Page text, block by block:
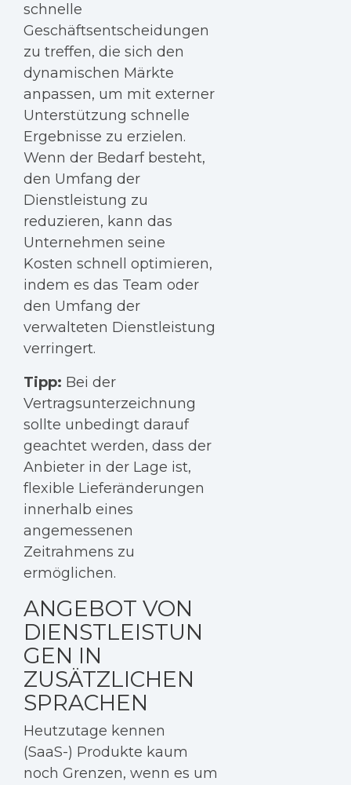
schnelle
Geschäftsentscheidungen
zu treffen, die sich den
dynamischen Märkte
anpassen, um mit externer
Unterstützung schnelle
Ergebnisse zu erzielen.
Wenn der Bedarf besteht,
den Umfang der
Dienstleistung zu
reduzieren, kann das
Unternehmen seine
Kosten schnell optimieren,
indem es das Team oder
den Umfang der
verwalteten Dienstleistung
verringert.
Tipp: Bei der
Vertragsunterzeichnung
sollte unbedingt darauf
geachtet werden, dass der
Anbieter in der Lage ist,
flexible Lieferänderungen
innerhalb eines
angemessenen
Zeitrahmens zu
ermöglichen.
ANGEBOT VON
DIENSTLEISTUN
GEN IN
ZUSÄTZLICHEN
SPRACHEN
Heutzutage kennen
(SaaS-) Produkte kaum
noch Grenzen, wenn es um